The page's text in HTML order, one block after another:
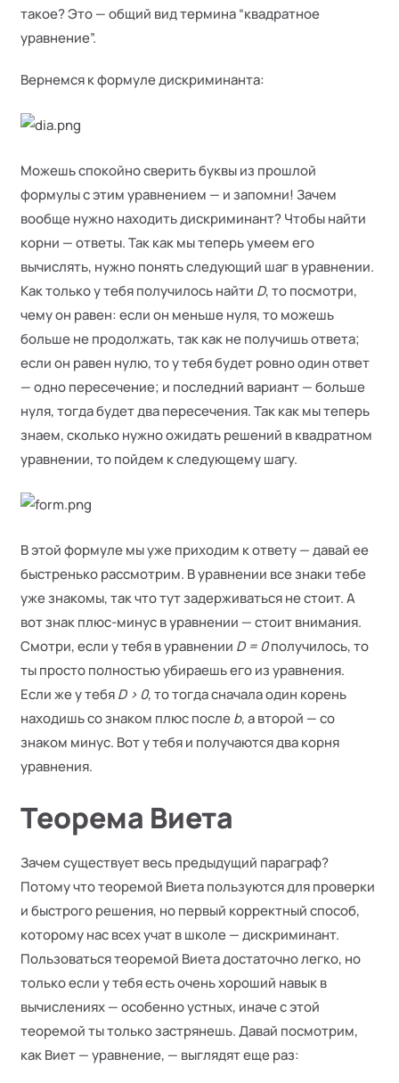
такое? Это — общий вид термина “квадратное
уравнение”.
Вернемся к формуле дискриминанта:
Можешь спокойно сверить буквы из прошлой
формулы с этим уравнением — и запомни! Зачем
вообще нужно находить дискриминант? Чтобы найти
корни — ответы. Так как мы теперь умеем его
вычислять, нужно понять следующий шаг в уравнении.
Как только у тебя получилось найти D, то посмотри,
чему он равен: если он меньше нуля, то можешь
больше не продолжать, так как не получишь ответа;
если он равен нулю, то у тебя будет ровно один ответ
— одно пересечение; и последний вариант — больше
нуля, тогда будет два пересечения. Так как мы теперь
знаем, сколько нужно ожидать решений в квадратном
уравнении, то пойдем к следующему шагу.
В этой формуле мы уже приходим к ответу — давай ее
быстренько рассмотрим. В уравнении все знаки тебе
уже знакомы, так что тут задерживаться не стоит. А
вот знак плюс-минус в уравнении — стоит внимания.
Смотри, если у тебя в уравнении D = 0получилось, то
ты просто полностью убираешь его из уравнения.
Если же у тебяD > 0, то тогда сначала один корень
находишь со знаком плюс послеb, а второй — со
знаком минус. Вот у тебя и получаются два корня
уравнения.
Теорема Виета
Зачем существует весь предыдущий параграф?
Потому что теоремой Виета пользуются для проверки
и быстрого решения, но первый корректный способ,
которому нас всех учат в школе — дискриминант.
Пользоваться теоремой Виета достаточно легко, но
только если у тебя есть очень хороший навык в
вычислениях — особенно устных, иначе с этой
теоремой ты только застрянешь. Давай посмотрим,
как Виет — уравнение, — выглядят еще раз: